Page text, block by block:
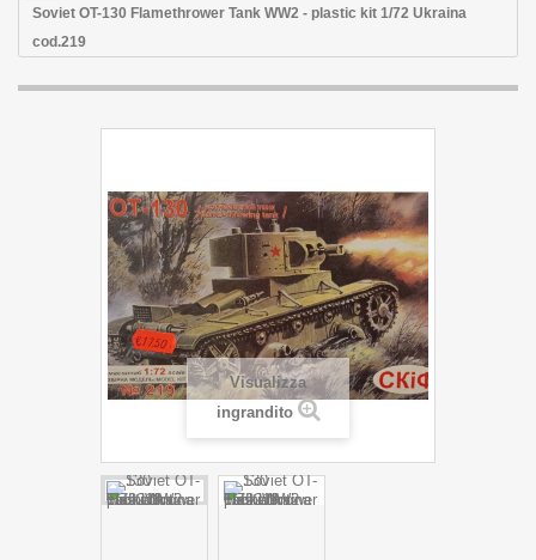
Soviet OT-130 Flamethrower Tank WW2 - plastic kit 1/72 Ukraina
cod.219
Visualizza
ingrandito